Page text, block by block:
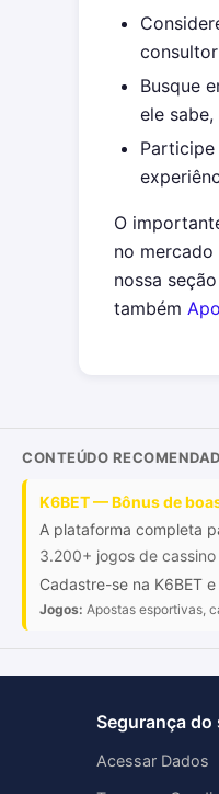
Busque
ele
O
no
nossa
também
CONTEÚDO
K6BET — Bônus de
A plataforma completa
3.200+ jogos de
Cadastre-se na K6BET
Jogos: Apostas esportivas,
Segurança do
Acessar Dados